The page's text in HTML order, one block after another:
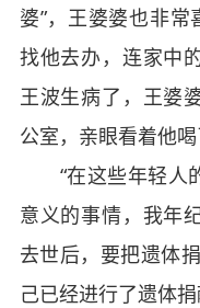
婆”，王婆婆也非常
找他去办，连家中
王波生病了，王婆
公室，亲眼看着他喝
“在这些年轻人
意义的事情，我年
去世后，要把遗体
己已经进行了遗体捐